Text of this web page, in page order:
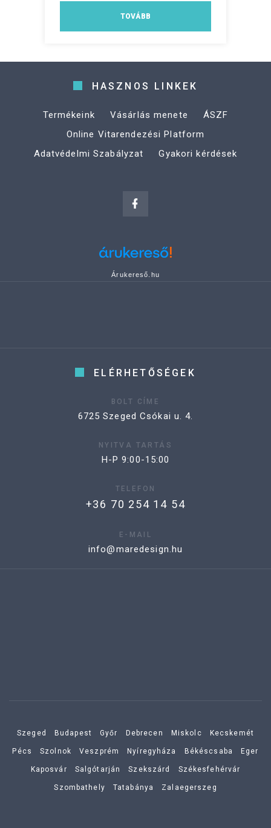
TOVÁBB
HASZNOS LINKEK
Termékeink Vásárlás menete
ÁSZF
Online Vitarendezési Platform
Adatvédelmi Szabályzat
Gyakori kérdések
Árukereső.hu
ELÉRHETŐSÉGEK
BOLT CÍME
6725 Szeged Csókai u. 4.
NYITVA TARTÁS
H-P 9:00-15:00
TELEFON
+36 70 254 14 54
E-MAIL
info@maredesign.hu
Szeged Budapest Győr Debrecen Miskolc Kecskemét
Pécs Szolnok Veszprém Nyíregyháza Békéscsaba Eger
Kaposvár Salgótarján Szekszárd Székesfehérvár
Szombathely Tatabánya Zalaegerszeg